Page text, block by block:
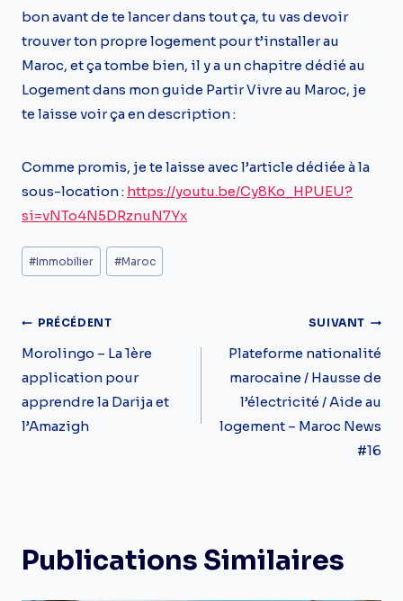
bon avant de te lancer dans tout ça, tu vas devoir
trouver ton propre logement pour t’installer au
Maroc, et ça tombe bien, il y a un chapitre dédié au
Logement dans mon guide Partir Vivre au Maroc, je
te laisse voir ça en description :
Comme promis, je te laisse avec l’article dédiée à la
sous-location : https://youtu.be/Cy8Ko_HPUEU?
si=vNTo4N5DRznuN7Yx
Étiquettes
de
publication :
#Immobilier #Maroc
Navigation
De
L’article
PRÉCÉDENT
Morolingo – La 1ère
application pour
apprendre la Darija et
l’Amazigh
SUIVANT
Plateforme nationalité
marocaine / Hausse de
l’électricité / Aide au
logement – Maroc News
#16
Publications Similaires